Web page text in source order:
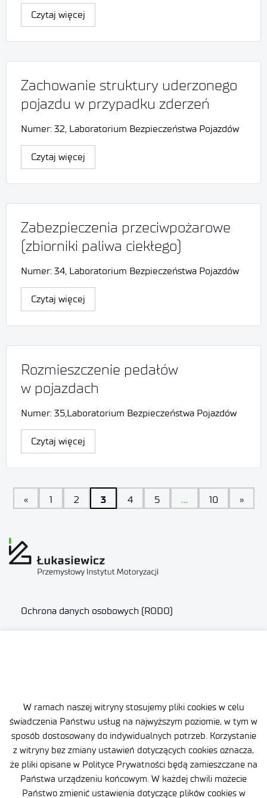
W ramach naszej witryny stosujemy pliki cookies w celu
świadczenia Państwu usług na najwyższym poziomie, w tym w
sposób dostosowany do indywidualnych potrzeb. Korzystanie
z witryny bez zmiany ustawień dotyczących cookies oznacza,
że pliki opisane w Polityce Prywatności będą zamieszczane na
Państwa urządzeniu końcowym. W każdej chwili możecie
Państwo zmienić ustawienia dotyczące plików cookies w
Czytaj więcej
Zachowanie struktury uderzonego
pojazdu w przypadku zderzeń
Numer: 32, Laboratorium Bezpieczeństwa Pojazdów
Czytaj więcej
Zabezpieczenia przeciwpożarowe
(zbiorniki paliwa ciekłego)
Numer: 34, Laboratorium Bezpieczeństwa Pojazdów
Czytaj więcej
Rozmieszczenie pedałów
w pojazdach
Numer: 35,Laboratorium Bezpieczeństwa Pojazdów
Czytaj więcej
« 1 2 3 4 5 … 10 »
Ochrona danych osobowych (RODO)
Plan równości (GEP)
Skargi i odwołania
Zamówienia publiczne
Polityka Cookie